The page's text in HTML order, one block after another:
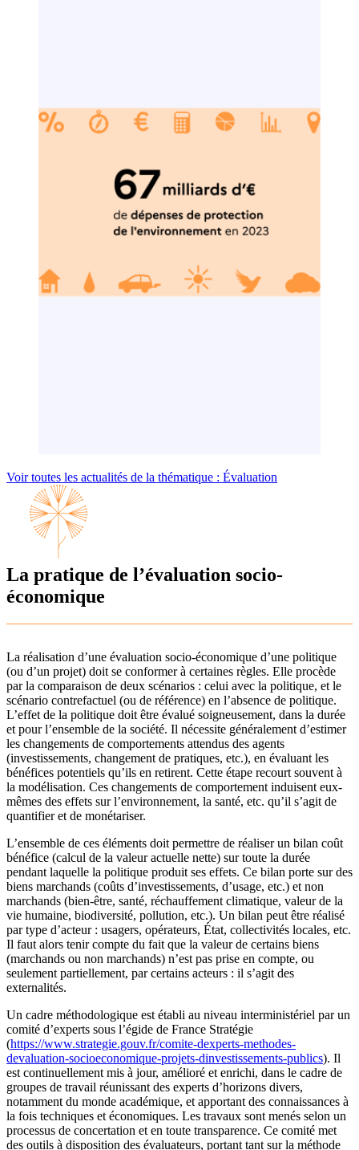
Voir toutes les actualités de la thématique : Évaluation
La pratique de l’évaluation socio-
économique
La réalisation d’une évaluation socio-économique d’une politique
(ou d’un projet) doit se conformer à certaines règles. Elle procède
par la comparaison de deux scénarios : celui avec la politique, et le
scénario contrefactuel (ou de référence) en l’absence de politique.
L’effet de la politique doit être évalué soigneusement, dans la durée
et pour l’ensemble de la société. Il nécessite généralement d’estimer
les changements de comportements attendus des agents
(investissements, changement de pratiques, etc.), en évaluant les
bénéfices potentiels qu’ils en retirent. Cette étape recourt souvent à
la modélisation. Ces changements de comportement induisent eux-
mêmes des effets sur l’environnement, la santé, etc. qu’il s’agit de
quantifier et de monétariser.
L’ensemble de ces éléments doit permettre de réaliser un bilan coût
bénéfice (calcul de la valeur actuelle nette) sur toute la durée
pendant laquelle la politique produit ses effets. Ce bilan porte sur des
biens marchands (coûts d’investissements, d’usage, etc.) et non
marchands (bien-être, santé, réchauffement climatique, valeur de la
vie humaine, biodiversité, pollution, etc.). Un bilan peut être réalisé
par type d’acteur : usagers, opérateurs, État, collectivités locales, etc.
Il faut alors tenir compte du fait que la valeur de certains biens
(marchands ou non marchands) n’est pas prise en compte, ou
seulement partiellement, par certains acteurs : il s’agit des
externalités.
Un cadre méthodologique est établi au niveau interministériel par un
comité d’experts sous l’égide de France Stratégie
(https://www.strategie.gouv.fr/comite-dexperts-methodes-
devaluation-socioeconomique-projets-dinvestissements-publics). Il
est continuellement mis à jour, amélioré et enrichi, dans le cadre de
groupes de travail réunissant des experts d’horizons divers,
notamment du monde académique, et apportant des connaissances à
la fois techniques et économiques. Les travaux sont menés selon un
processus de concertation et en toute transparence. Ce comité met
des outils à disposition des évaluateurs, portant tant sur la méthode